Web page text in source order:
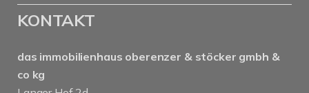
KONTAKT
das immobilienhaus oberenzer & stöcker gmbh &
co kg